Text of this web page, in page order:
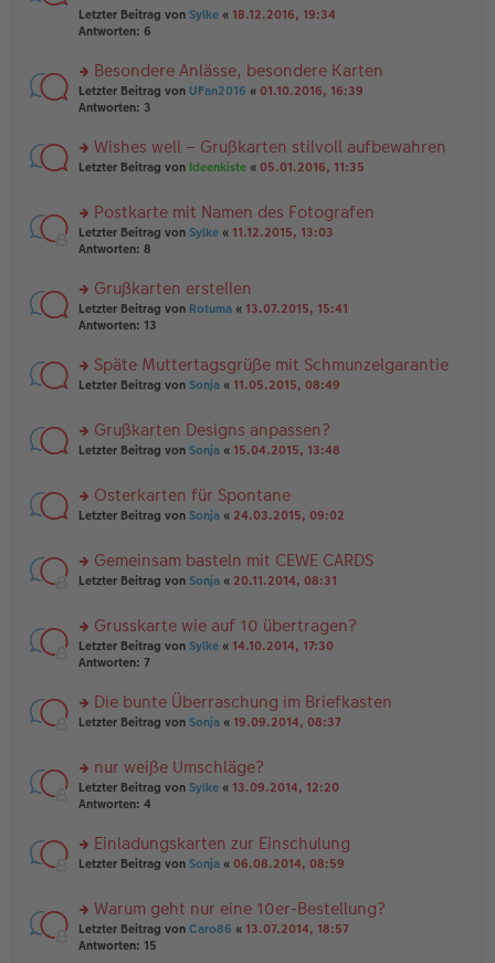
g
B
ei
a
g
el
es
er
B
ei
a
g
r
u
n
el
es
e
B
ei
a
g
Letzter Beitrag von Sylke « 18.12.2016, 19:34
Antworten: 6
rs
te
n
g
es
e
n
er
ei
tr
a
Besondere Anlässe, besondere Karten
Letzter Beitrag von UFan2016 « 01.10.2016, 16:39
Antworten: 3
rs
u
n
g
es
e
n
er
ei
tr
Wishes well – Grußkarten stilvoll aufbewahren
Letzter Beitrag von Ideenkiste « 05.01.2016, 11:35
rs
te
n
g
el
e
n
ei
tr
Postkarte mit Namen des Fotografen
Letzter Beitrag von Sylke « 11.12.2015, 13:03
Antworten: 8
rs
te
n
g
es
e
n
B
ei
tr
g
Grußkarten erstellen
Letzter Beitrag von Rotuma « 13.07.2015, 15:41
Antworten: 13
rs
u
n
es
e
B
ei
g
Späte Muttertagsgrüße mit Schmunzelgarantie
Letzter Beitrag von Sonja « 11.05.2015, 08:49
rs
u
n
es
e
B
ei
tr
g
Grußkarten Designs anpassen?
Letzter Beitrag von Sonja « 15.04.2015, 13:48
rs
u
n
es
e
n
B
ei
tr
g
Osterkarten für Spontane
Letzter Beitrag von Sonja « 24.03.2015, 09:02
rs
u
n
g
es
e
n
B
ei
tr
a
Gemeinsam basteln mit CEWE CARDS
Letzter Beitrag von Sonja « 20.11.2014, 08:31
rs
te
n
g
es
e
n
er
ei
tr
Grusskarte wie auf 10 übertragen?
Letzter Beitrag von Sylke « 14.10.2014, 17:30
Antworten: 7
rs
u
n
g
es
e
n
B
ei
tr
a
Die bunte Überraschung im Briefkasten
Letzter Beitrag von Sonja « 19.09.2014, 08:37
rs
te
n
g
es
e
n
er
nur weiße Umschläge?
Letzter Beitrag von Sylke « 13.09.2014, 12:20
Antworten: 4
rs
u
n
g
Einladungskarten zur Einschulung
Letzter Beitrag von Sonja « 06.08.2014, 08:59
rs
te
Warum geht nur eine 10er-Bestellung?
Letzter Beitrag von Caro86 « 13.07.2014, 18:57
Antworten: 15